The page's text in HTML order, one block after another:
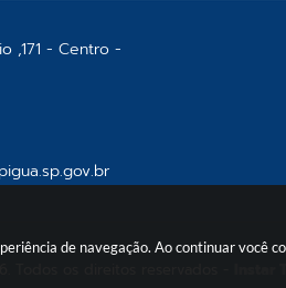
de navegação. Ao continuar você
,171 - Centro -